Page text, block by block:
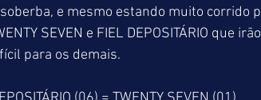
soberba, e mesmo estando muito corrido
SEVEN e FIEL DEPOSITÁRIO que
para os demais.